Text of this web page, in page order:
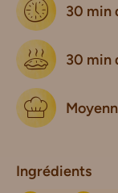
30 min
30 min
Ingrédients